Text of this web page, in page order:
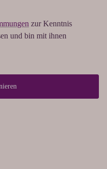
zur Kenntnis
und bin mit ihnen